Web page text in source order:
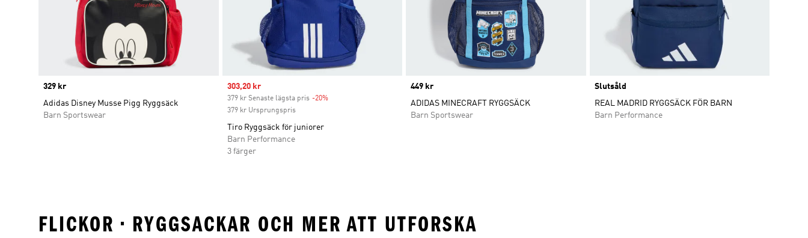
Price
329 kr
Adidas Disney Musse Pigg Ryggsäck
Barn Sportswear
Sale price
303,20 kr
379 kr Senaste lägsta pris -20%Discount
379 kr Ursprungspris
Tiro Ryggsäck för juniorer
Barn Performance
3 färger
Price
449 kr
ADIDAS MINECRAFT RYGGSÄCK
Barn Sportswear
Slutsåld
REAL MADRID RYGGSÄCK FÖR BARN
Barn Performance
FLICKOR • RYGGSACKAR OCH MER ATT UTFORSKA